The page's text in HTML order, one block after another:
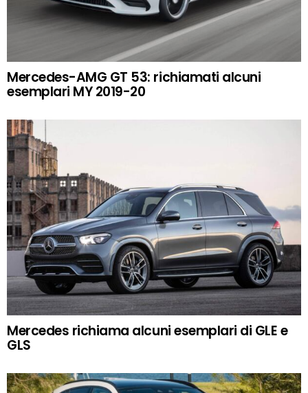
Mercedes-AMG GT 53: richiamati alcuni
esemplari MY 2019-20
Mercedes richiama alcuni esemplari di GLE e
GLS